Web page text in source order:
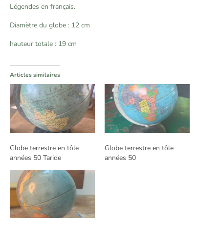
Légendes en français.
Diamètre du globe : 12 cm
hauteur totale : 19 cm
Articles similaires
Globe terrestre en tôle
années 50 Taride
Globe terrestre en tôle
années 50